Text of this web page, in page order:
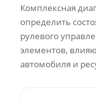
Комплексная
определить
рулевого
элементов,
автомобиля и